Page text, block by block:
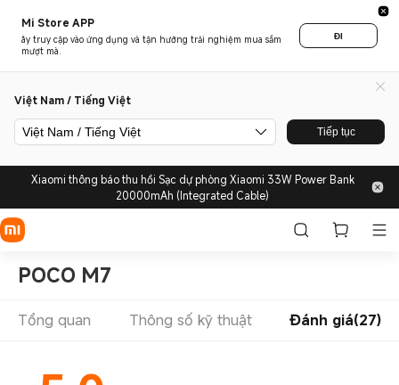
Mi Store APP
ãy truy cập vào ứng dụng và tận hưởng trải nghiệm mua sắm
mượt mà.
ĐI
Việt Nam / Tiếng Việt
Việt Nam / Tiếng Việt Tiếp tục
Xiaomi thông báo thu hồi Sạc dự phòng Xiaomi 33W Power Bank
20000mAh (Integrated Cable)
POCO M7
Tổng quan Thông số kỹ thuật Đánh giá(27)